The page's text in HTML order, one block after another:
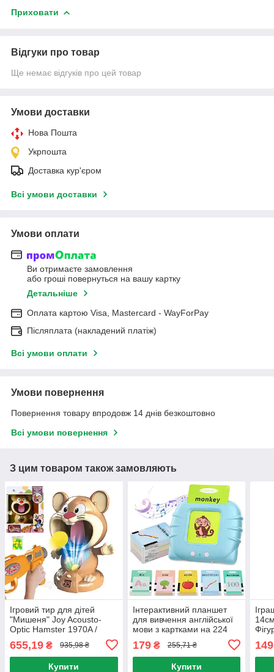
Приховати
Відгуки про товар
Ще немає відгуків про цей товар
Умови доставки
Нова Пошта
Укрпошта
Доставка кур'єром
Всі умови доставки
Умови оплати
Ви отримаєте замовлення
або гроші повернуться на вашу картку
Детальніше
Оплата картою Visa, Mastercard - WayForPay
Післяплата (накладений платіж)
Всі умови оплати
Умови повернення
Повернення товару впродовж 14 днів безкоштовно
Всі умови повернення
З цим товаром також замовляють
Ігровий тир для дітей
"Мишеня" Joy Acousto-
Optic Hamster 1970A /
Дитяча гра з бластером та
мішенню
655,19 ₴ 935,98 ₴
Купити
Інтерактивний планшет
для вивчення англійської
мови з картками на 224
слова / Дитячі розвиваючі
картки
179₴ 255,71 ₴
Купити